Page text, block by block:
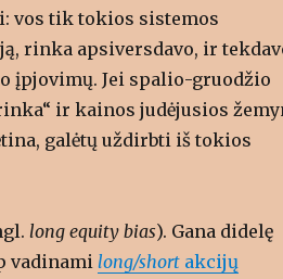
vos tik tokios sistemos
rinka apsiversdavo, ir
įpjovimų. Jei spalio-gruodžio
ir kainos judėjusios
galėtų uždirbti iš tokios
long equity bias). Gana didelę
vadinami long/shortakcijų